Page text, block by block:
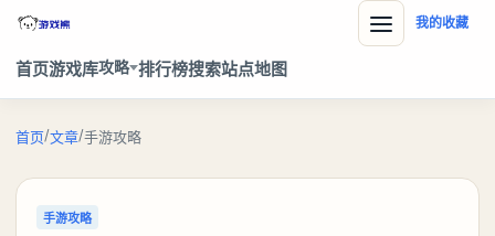
首页游戏库攻略 排行榜搜索站点地图
我的收藏
首页/文章/手游攻略
手游攻略